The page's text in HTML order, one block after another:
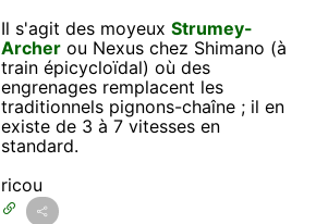
Il s'agit des moyeuxStrumey-
Archer ou Nexus chez Shimano (à
train épicycloïdal) où des
engrenages remplacent les
traditionnels pignons-chaîne ; il en
existe de 3 à 7 vitesses en
standard.
ricou